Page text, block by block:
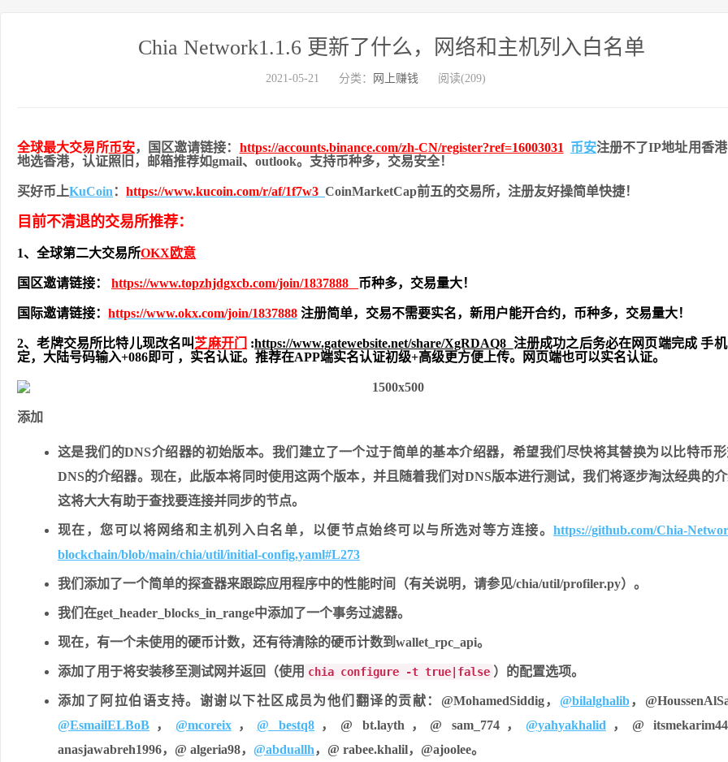
Chia Network1.1.6 更新了什么，网络和主机列入白名单
2021-05-21 分类： 网上赚钱 阅读(209)
全球最大交易所币安，国区邀请链接： https://accounts.binance.com/zh-CN/register?ref=16003031 币安注册不了IP地址用香
地选香港，认证照旧， 邮箱推荐如gmail、outlook。支持币种多，交易安全！
买好币上KuCoin ： https://www.kucoin.com/r/af/1f7w3 CoinMarketCap前五的交易所，注册友好操简单快捷！
目前不清退的交易所推荐：
1、全球第二大交易所OKX欧意
国区邀请链接： https://www.topzhjdgxcb.com/join/1837888 币种多，交易量大！
国际邀请链接： https://www.okx.com/join/1837888 注册简单，交易不需要实名，新用户能开合约， 币种多，交易量大！
2、老牌交易所比特儿现改名叫 芝麻开门 :https://www.gatewebsite.net/share/XgRDAQ8 注册成功之后务必在网页端完成 手
定，大陆号码输入+086即可 ，实名认证。推荐在APP端实名认证初级+高级更方便上传。网页端也可以实名认证。
添加
这是我们的DNS介绍器的初始版本。我们建立了一个过于简单的基本介绍器，希望我们尽快将其替换为以比特币形
DNS的介绍器。现在，此版本将同时使用这两个版本，并且随着我们对DNS版本进行测试，我们将逐步淘汰经典的介
这将大大有助于查找要连接并同步的节点。
现在，您可以将网络和主机列入白名单，以便节点始终可以与所选对等方连接。 https://github.com/Chia-
blockchain/blob/main/chia/util/initial-config.yaml#L273
我们添加了一个简单的探查器来跟踪应用程序中的性能时间（有关说明，请参见/chia/util/profiler.py）。
我们在get_header_blocks_in_range中添加了一个事务过滤器。
现在，有一个未使用的硬币计数，还有待清除的硬币计数到wallet_rpc_api。
添加了用于将安装移至测试网并返回（使用 chia configure -t true|false ）的配置选项。
添加了阿拉伯语支持。谢谢以下社区成员为他们翻译的贡献：@MohamedSiddig， @bilalghalib，
@EsmailELBoB ， @mcoreix， @ bestq8 ，@ bt.layth，@ sam_774， @yahyakhalid ，@
anasjawabreh1996，@ algeria98， @abduallh，@ rabee.khalil，@ajoolee。